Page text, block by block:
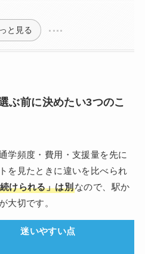
と見る
ぶ前に決めたい3つのこ
学頻度・費用・支援量を先に
を見たときに違いを比べられ
けられる」は別なので、駅か
大切です。
迷いやすい点